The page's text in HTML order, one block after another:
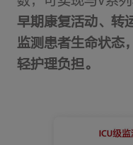
早期康复活动、转
监测患者生命状态
轻护理负担。